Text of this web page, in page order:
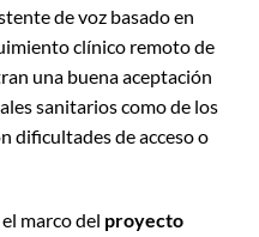
de voz basado en
clínico remoto de
una buena aceptación
sanitarios como de los
dificultades de acceso o
marco del proyecto